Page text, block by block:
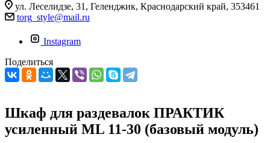
ул. Леселидзе, 31, Геленджик, Краснодарский край, 353461
torg_style@mail.ru
Instagram
Поделиться
Шкаф для раздевалок ПРАКТИК
усиленный ML 11-30 (базовый модуль)